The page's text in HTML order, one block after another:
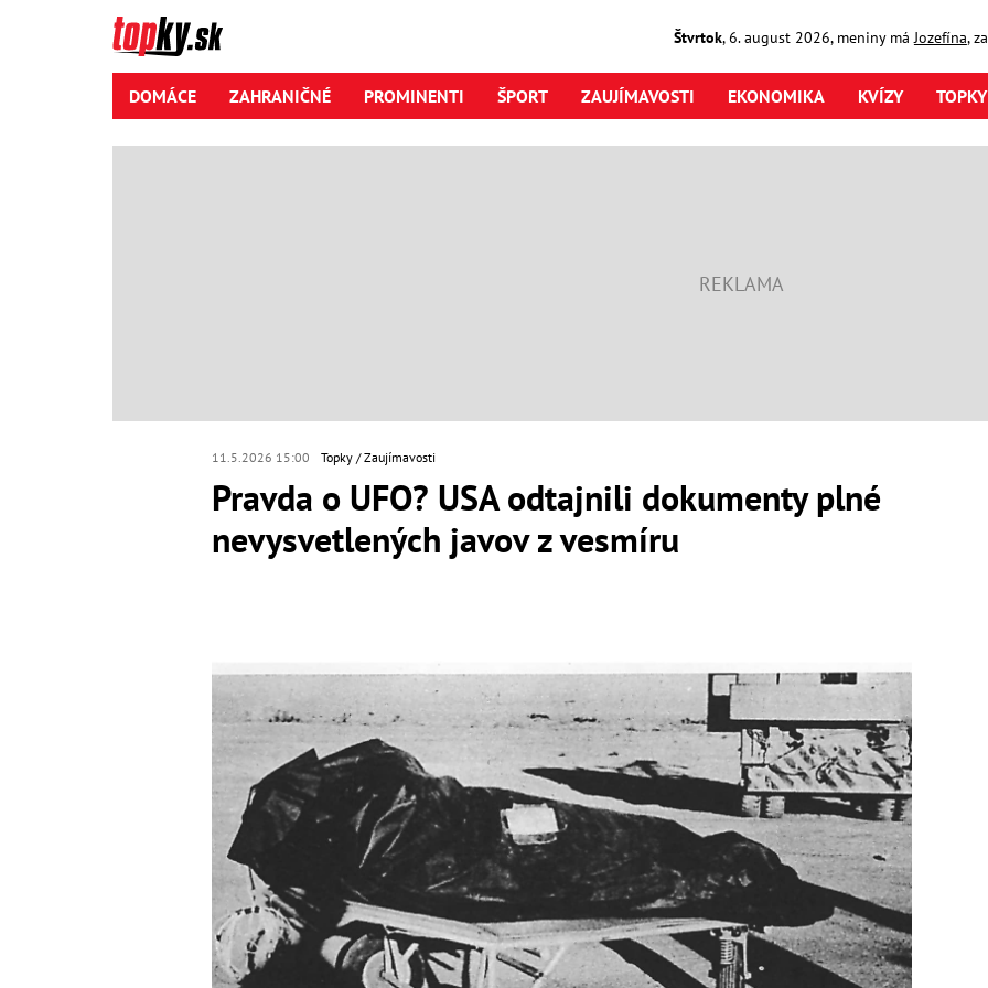
Štvrtok,6. august2026, meniny má Jozefína,
DOMÁCE ZAHRANIČNÉ PROMINENTI ŠPORT ZAUJÍMAVOSTI EKONOMIKA KVÍZY
11.5.2026 15:00 Topky Zaujímavosti
Pravda o UFO? USA odtajnili dokumenty plné
nevysvetlených javov z vesmíru